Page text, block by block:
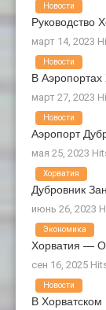
Руководство
март 14, 2023
Новости
В
март 27, 2023
Новости
Аэропорт
мая 25, 2023
Новости
Дубровник
июнь 26, 2023
Хорватия
Хорватия —
сен 16, 2025
Экономика
В
Новости